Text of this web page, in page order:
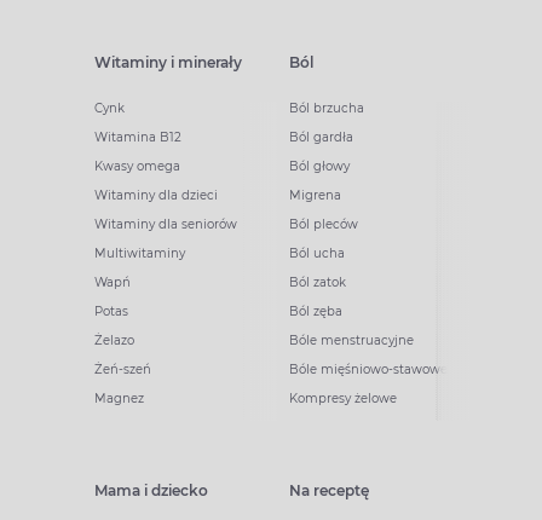
Witaminy i minerały
Cynk
Witamina B12
Kwasy omega
Witaminy dla dzieci
Witaminy dla seniorów
Multiwitaminy
Wapń
Potas
Żelazo
Żeń-szeń
Magnez
Ból
Ból brzucha
Ból gardła
Ból głowy
Migrena
Ból pleców
Ból ucha
Ból zatok
Ból zęba
Bóle menstruacyjne
Bóle mięśniowo-stawowe
Kompresy żelowe
Mama i dziecko Na receptę